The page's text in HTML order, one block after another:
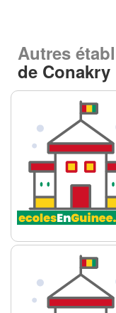
Autres
de Conakry